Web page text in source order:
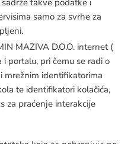
takve podatke i
samo za svrhe za
MAZIVA D.O.O. internet (
portalu, pri čemu se radi o
mrežnim identifikatorima
te identifikatori kolačića,
za praćenje interakcije